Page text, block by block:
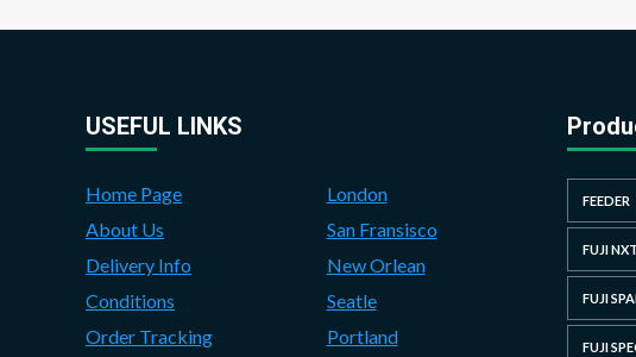
USEFUL LINKS
Home Page
About Us
Delivery Info
Conditions
Order Tracking
London
San Fransisco
New Orlean
Seatle
Portland
FEEDER
FUJI
FUJI
FUJI